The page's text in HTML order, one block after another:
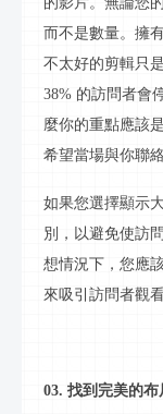
而不是數量。擁
不太好的剪輯只
38% 的訪問者會
麼你的重點應該
希望當場與你聯
如果您選擇顯示
別，以避免使訪
想情況下，您應
來吸引訪問者觀
03. 找到完美的布